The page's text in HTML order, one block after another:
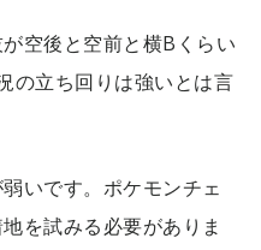
空後と空前と横Bくらい
の立ち回りは強いとは言
いです。ポケモンチェ
を試みる必要がありま